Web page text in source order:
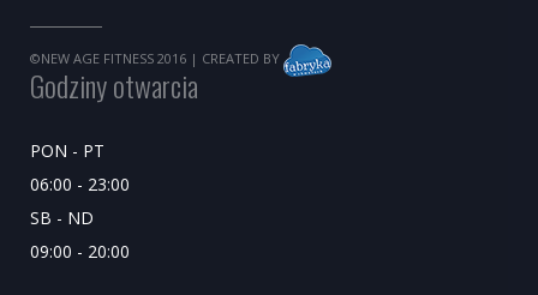
©NEW AGE FITNESS 2016 | CREATED BY
Godziny otwarcia
PON - PT
06:00 - 23:00
SB - ND
09:00 - 20:00